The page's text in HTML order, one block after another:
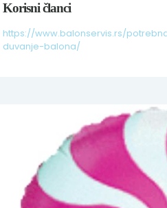
Korisni članci
https://www.balonservis.rs/
duvanje-balona/